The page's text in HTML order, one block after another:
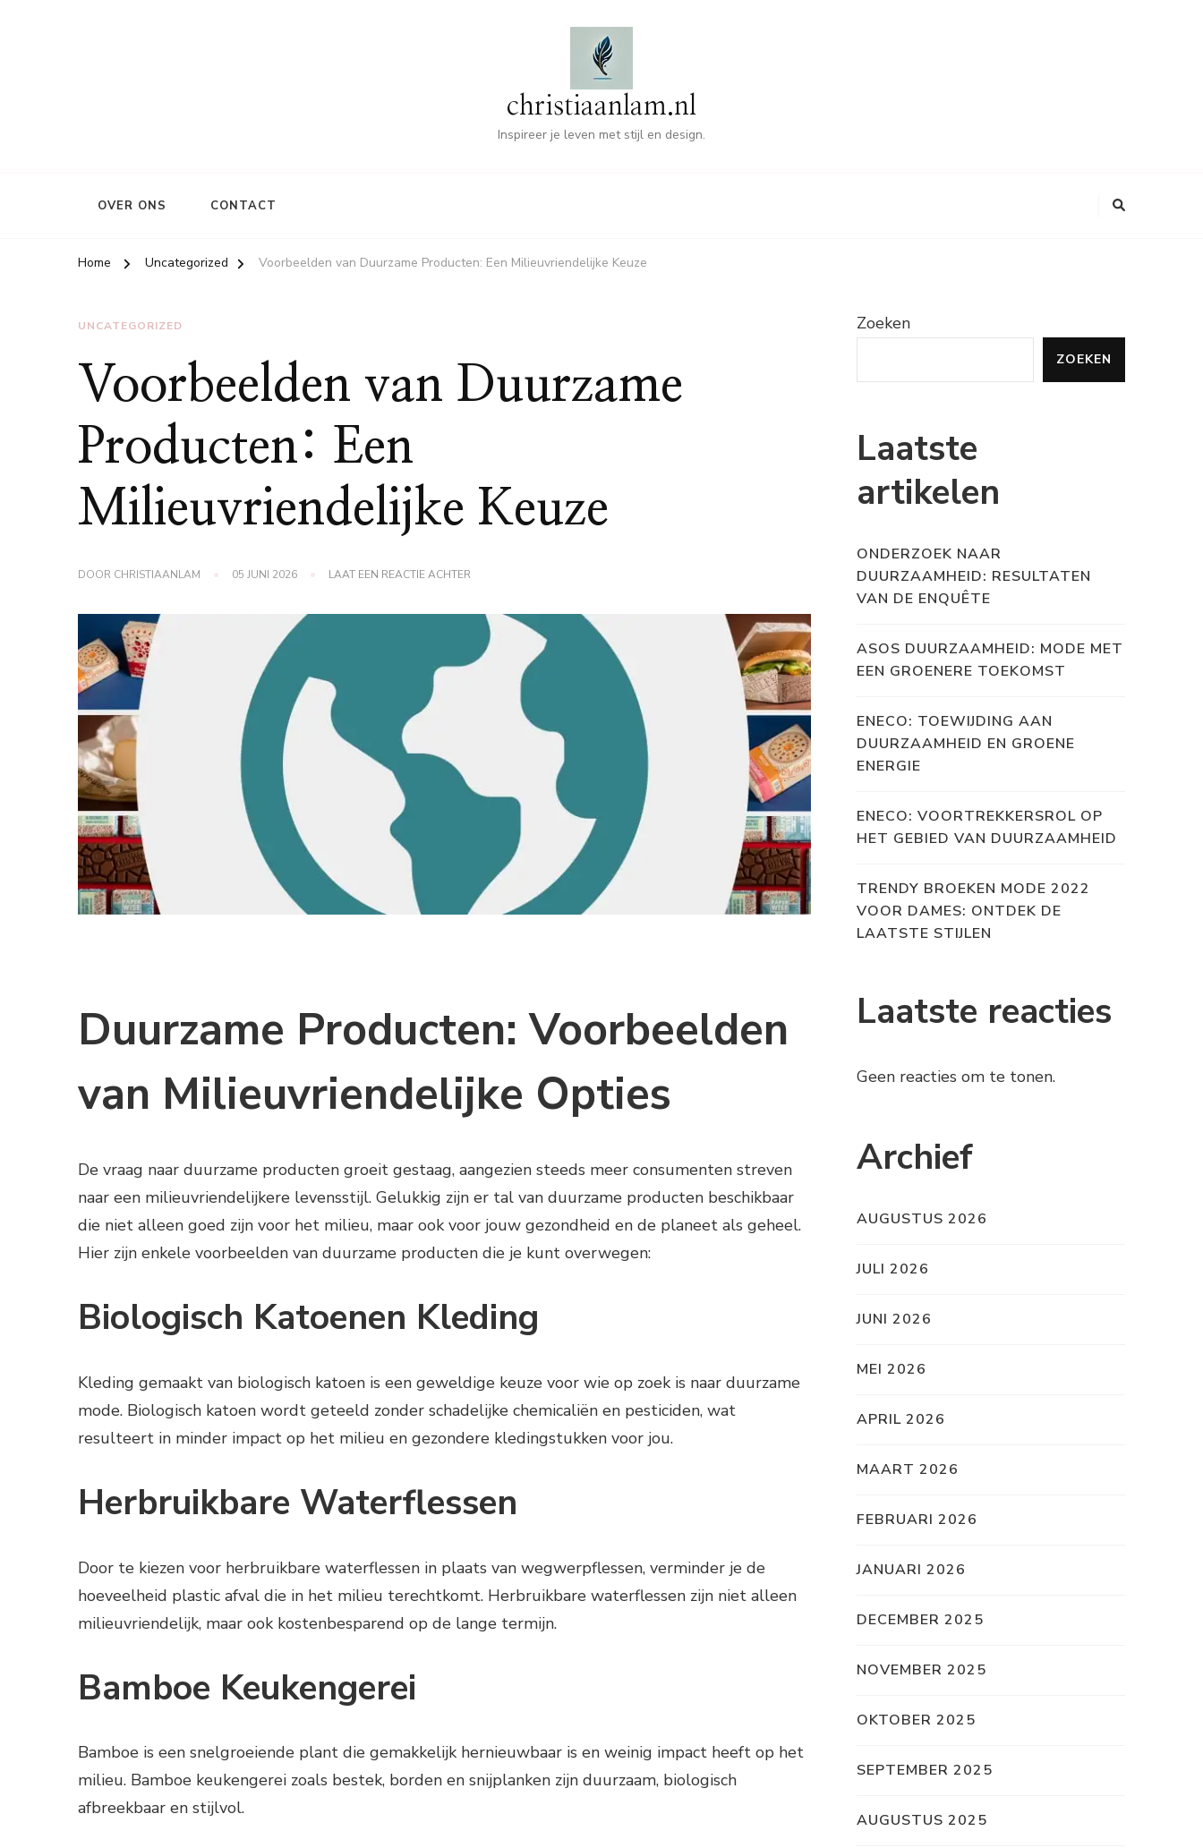
christiaanlam.nl
Inspireer je leven met stijl en design.
OVER ONS CONTACT
Home Uncategorized Voorbeelden van Duurzame Producten: Een Milieuvriendelijke Keuze
UNCATEGORIZED
Voorbeelden van Duurzame
Producten: Een
Milieuvriendelijke Keuze
DOOR CHRISTIAANLAM 05 JUNI 2026 LAAT EEN REACTIE ACHTER
DUURZAME
PRODUCTEN:
EEN
MILIEUVRIENDELIJKE
Duurzame Producten: Voorbeelden
van Milieuvriendelijke Opties
De vraag naar duurzame producten groeit gestaag, aangezien steeds meer consumenten streven
naar een milieuvriendelijkere levensstijl. Gelukkig zijn er tal van duurzame producten beschikbaar
die niet alleen goed zijn voor het milieu, maar ook voor jouw gezondheid en de planeet als geheel.
Hier zijn enkele voorbeelden van duurzame producten die je kunt overwegen:
Biologisch Katoenen Kleding
Kleding gemaakt van biologisch katoen is een geweldige keuze voor wie op zoek is naar duurzame
mode. Biologisch katoen wordt geteeld zonder schadelijke chemicaliën en pesticiden, wat
resulteert in minder impact op het milieu en gezondere kledingstukken voor jou.
Herbruikbare Waterflessen
Door te kiezen voor herbruikbare waterflessen in plaats van wegwerpflessen, verminder je de
hoeveelheid plastic afval die in het milieu terechtkomt. Herbruikbare waterflessen zijn niet alleen
milieuvriendelijk, maar ook kostenbesparend op de lange termijn.
Bamboe Keukengerei
Bamboe is een snelgroeiende plant die gemakkelijk hernieuwbaar is en weinig impact heeft op het
milieu. Bamboe keukengerei zoals bestek, borden en snijplanken zijn duurzaam, biologisch
afbreekbaar en stijlvol.
Zoeken
ZOEKEN
Laatste
artikelen
ONDERZOEK NAAR
DUURZAAMHEID: RESULTATEN
VAN DE ENQUÊTE
ASOS DUURZAAMHEID: MODE MET
EEN GROENERE TOEKOMST
ENECO: TOEWIJDING AAN
DUURZAAMHEID EN GROENE
ENERGIE
ENECO: VOORTREKKERSROL OP
HET GEBIED VAN DUURZAAMHEID
TRENDY BROEKEN MODE 2022
VOOR DAMES: ONTDEK DE
LAATSTE STIJLEN
Laatste reacties
Geen reacties om te tonen.
Archief
AUGUSTUS 2026
JULI 2026
JUNI 2026
MEI 2026
APRIL 2026
MAART 2026
FEBRUARI 2026
JANUARI 2026
DECEMBER 2025
NOVEMBER 2025
OKTOBER 2025
SEPTEMBER 2025
AUGUSTUS 2025